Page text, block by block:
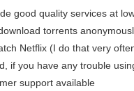
good quality services at
torrents
Netflix (I do that very
if you have any trouble
support available